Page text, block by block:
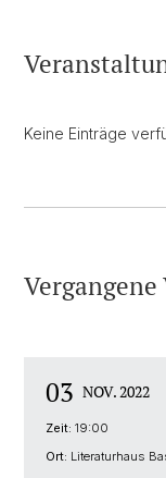
Keine Einträge
03 NOV. 2022
Zeit: 19:00
Ort: Literaturhaus